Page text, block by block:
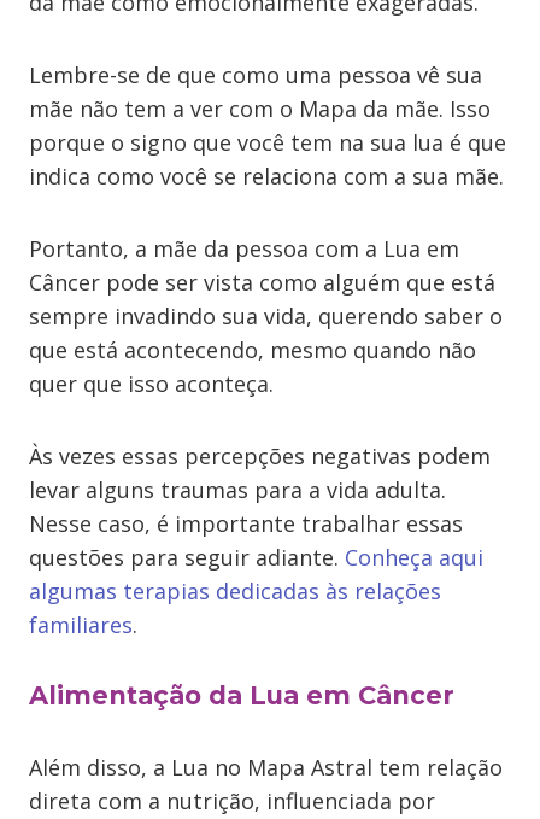
Lembre-se de que como uma pessoa vê sua
mãe não tem a ver com o Mapa da mãe. Isso
porque o signo que você tem na sua lua é que
indica como você se relaciona com a sua mãe.
Portanto, a mãe da pessoa com a Lua em
Câncer pode ser vista como alguém que está
sempre invadindo sua vida, querendo saber o
que está acontecendo, mesmo quando não
quer que isso aconteça.
Às vezes essas percepções negativas podem
levar alguns traumas para a vida adulta.
Nesse caso, é importante trabalhar essas
questões para seguir adiante. Conheça aqui
algumas terapias dedicadas às relações
familiares.
Alimentação da Lua em Câncer
Além disso, a Lua no Mapa Astral tem relação
direta com a nutrição, influenciada por